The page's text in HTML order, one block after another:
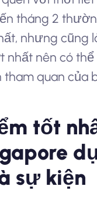
tháng 2
nhưng cũng
nhất nên có
tham quan của
tốt
sự kiện